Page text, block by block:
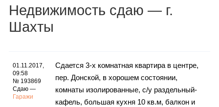
Инфо
Недвижимость сдаю — г.
Шахты
01.11.2017,
09:58
№ 193869
Сдаю —
Гаражи
Сдается 3-х комнатная квартира в центре,
пер. Донской, в хорошем состоянии,
комнаты изолированные, с/у раздельный-
кафель, большая кухня 10 кв.м, балкон и